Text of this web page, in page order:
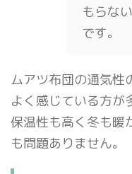
もらな
です。
ムアツ布団の通気性
よく感じている方が
保温性も高く冬も暖
も問題ありません。